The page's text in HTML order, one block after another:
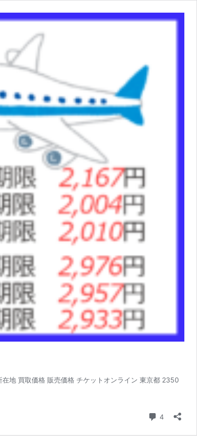
地 買取価格 販売価格 チケットオンライン 東京都 2350
4 コメント